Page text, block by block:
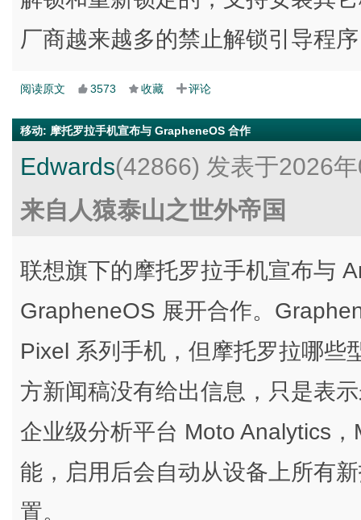
厂商越来越多的禁止解锁引导程
阅读原文 3573 收藏 评论
移动: 摩托罗拉手机宣布与 GrapheneOS 合作
Edwards(42866) 发表于2026
来自人猿泰山之世外帝国
联想旗下的摩托罗拉手机宣布与
GrapheneOS 展开合作。
Pixel 系列手机，但摩托罗拉哪些
方新闻稿没有给出信息，只是表
企业级分析平台 Moto Analytics
能，启用后会自动从设备上所有
置。